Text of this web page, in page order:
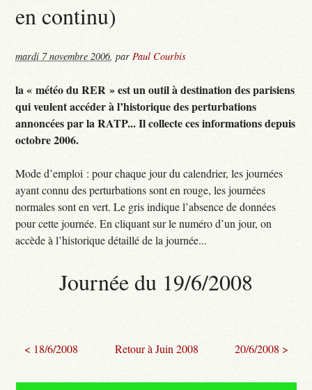
en continu)
mardi 7 novembre 2006,parPaul Courbis
la « météo du RER » est un outil à destination des parisiens
qui veulent accéder à l’historique des perturbations
annoncées par la RATP... Il collecte ces informations depuis
octobre 2006.
Mode d’emploi : pour chaque jour du calendrier, les journées
ayant connu des perturbations sont en rouge, les journées
normales sont en vert. Le gris indique l’absence de données
pour cette journée. En cliquant sur le numéro d’un jour, on
accède à l’historique détaillé de la journée...
Journée du 19/6/2008
< 18/6/2008 Retour à Juin 2008 20/6/2008 >